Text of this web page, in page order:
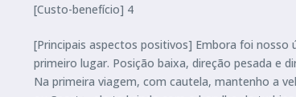
[Custo-benefício] 4
[Principais aspectos positivos] Embora foi nosso
primeiro lugar. Posição baixa, direção pesada e
Na primeira viagem, com cautela, mantenho a